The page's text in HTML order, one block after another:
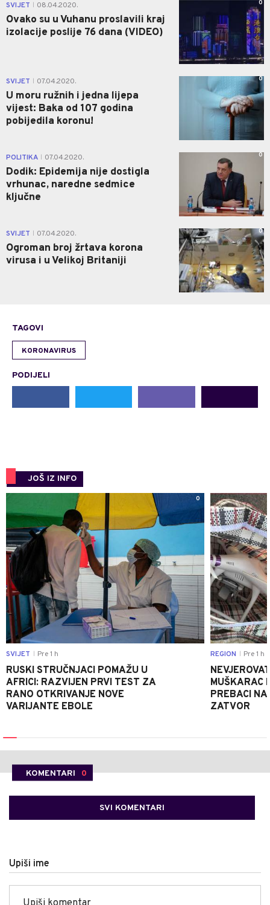
SVIJET 08.04.2020.
Ovako su u Vuhanu proslavili kraj
izolacije poslije 76 dana (VIDEO)
0
SVIJET 07.04.2020.
U moru ružnih i jedna lijepa
vijest: Baka od 107 godina
pobijedila koronu!
0
POLITIKA 07.04.2020.
Dodik: Epidemija nije dostigla
vrhunac, naredne sedmice
ključne
0
SVIJET 07.04.2020.
Ogroman broj žrtava korona
virusa i u Velikoj Britaniji
0
TAGOVI
KORONAVIRUS
PODIJELI
JOŠ IZ INFO
0
SVIJET Pre 1 h
RUSKI STRUČNJACI POMAŽU U
AFRICI: RAZVIJEN PRVI TEST ZA
RANO OTKRIVANJE NOVE
VARIJANTE EBOLE
REGION Pre 1 h
MUŠKARAC
PREBACI
ZATVOR
KOMENTARI 0
SVI KOMENTARI
Upiši ime